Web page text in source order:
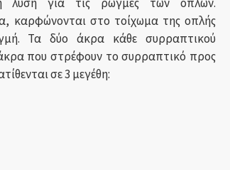
καρφώνονται στο τοίχωμα της οπλής
Τα δύο άκρα κάθε συρραπτικού
που στρέφουν το συρραπτικό προς
σε 3 μεγέθη: